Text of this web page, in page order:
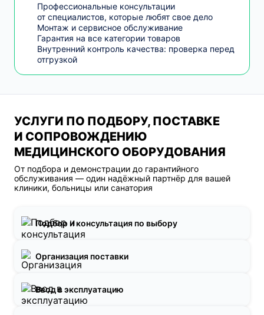
Профессиональные консультации
от специалистов, которые любят свое дело
Монтаж и сервисное обслуживание
Гарантия на все категории товаров
Внутренний контроль качества: проверка перед
отгрузкой
УСЛУГИ ПО ПОДБОРУ, ПОСТАВКЕ
И СОПРОВОЖДЕНИЮ
МЕДИЦИНСКОГО ОБОРУДОВАНИЯ
От подбора и демонстрации до гарантийного
обслуживания — один надёжный партнёр для вашей
клиники, больницы или санатория
Подбор и консультация по выбору
Организация поставки
Ввод в эксплуатацию